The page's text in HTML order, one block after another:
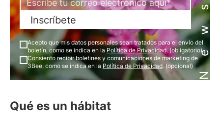
Inscríbete
Acepto que mis datos personales sean tratados para el envío del
boletín, como se indica en la Política de Privacidad. (obligatorio)
Consiento recibir boletines y comunicaciones de marketing de
3Bee, como se indica en la Política de Privacidad. (opcional)
Qué es un hábitat